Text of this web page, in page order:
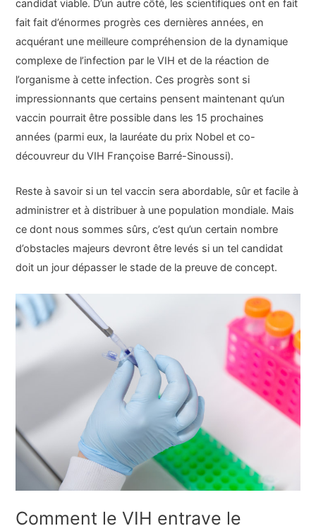
candidat viable. D’un autre côté, les scientifiques ont en fait
fait fait d’énormes progrès ces dernières années, en
acquérant une meilleure compréhension de la dynamique
complexe de l’infection par le VIH et de la réaction de
l’organisme à cette infection. Ces progrès sont si
impressionnants que certains pensent maintenant qu’un
vaccin pourrait être possible dans les 15 prochaines
années (parmi eux, la lauréate du prix Nobel et co-
découvreur du VIH Françoise Barré-Sinoussi).
Reste à savoir si un tel vaccin sera abordable, sûr et facile à
administrer et à distribuer à une population mondiale. Mais
ce dont nous sommes sûrs, c’est qu’un certain nombre
d’obstacles majeurs devront être levés si un tel candidat
doit un jour dépasser le stade de la preuve de concept.
Comment le VIH entrave le